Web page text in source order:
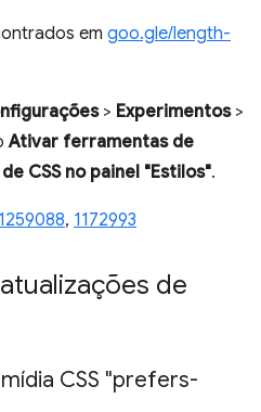
em goo.gle/length-
> Experimentos>
Ativar ferramentas de
CSS no painel "Estilos".
1259088, 1172993
de
CSS "prefers-